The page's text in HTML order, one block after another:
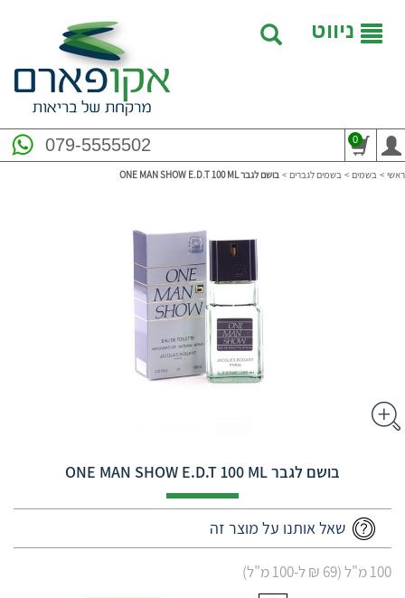
ניווט
079-5555502 0
ראשי > בשמים > בשמים לגברים > בושם לגבר ONE MAN SHOW E.D.T 100 ML
בושם לגבר ONE MAN SHOW E.D.T 100 ML
שאל אותנו על מוצר זה
100 מ"ל (69 ₪ ל-100 מ"ל)